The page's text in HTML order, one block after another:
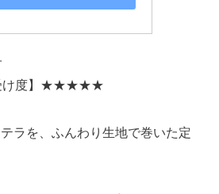
受け度】★★★★★
ラを、ふんわり生地で巻いた定